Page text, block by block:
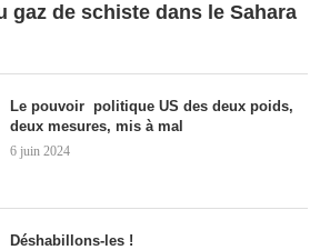
gaz de schiste dans le Sahara
Le pouvoir politique US des deux poids,
deux mesures, mis à mal
6 juin 2024
Déshabillons-les !